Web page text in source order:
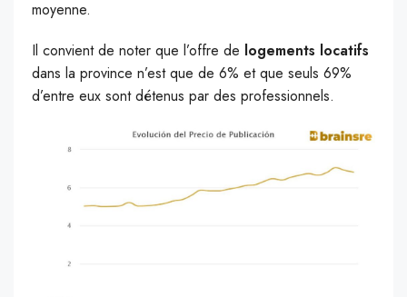
moyenne.
Il convient de noter que l’offre de logements locatifs
dans la province n’est que de 6% et que seuls 69%
d’entre eux sont détenus par des professionnels.